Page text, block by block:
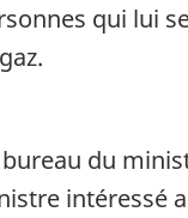
qui lui
du
intéressé